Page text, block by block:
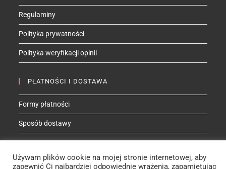
Regulaminy
Polityka prywatności
Polityka weryfikacji opinii
PŁATNOŚCI I DOSTAWA
Formy płatności
Sposób dostawy
Używam plików cookie na mojej stronie internetowej, aby
zapewnić Ci najbardziej odpowiednie wrażenia, zapamiętując